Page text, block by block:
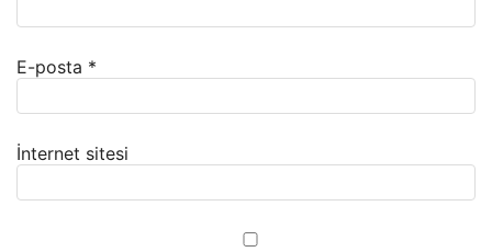
E-posta *
İnternet sitesi